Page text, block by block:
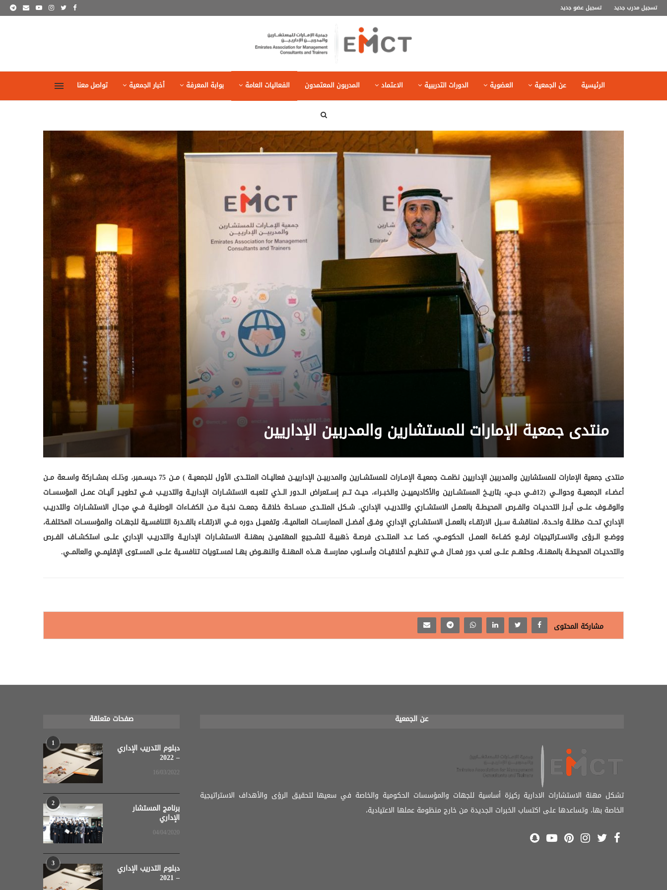
تسجيل مدرب جديد تسجيل عضو جديد
الرئيسية عن الجمعية العضوية الدورات التدرببية الاعتماد المدربون المعتمدون الفعاليات العامة بوابة المعرفة أخبار الجمعية تواصل معنا
منتدى جمعية الإمارات للمستشارين والمدربين الإداريين
منتدى جمعية الإمارات للمستشارين والمدربين الإداريين نظمــت جمعيــة الإمــارات للمستشــارين والمدربيــن الإدارييــن فعاليــات المنتــدى الأول للجمعيــة ) مــن 75 ديســمبر، وذلــك بمشــاركة واســعة مــن
أعضــاء الجمعيــة وحوالــي (12فــي دبــي، بتاريــخ المستشــارين والأكاديمييــن والخبــراء، حيــث تــم إســتعراض الــدور الــذي تلعبــه الاستشــارات الإداريــة والتدريــب فــي تطويــر آليــات عمــل المؤسســات
والوقــوف علــى أبــرز التحديــات والفــرص المحيطــة بالعمــل الاستشــاري والتدريــب الإداري. شــكل المنتــدى مســاحة خلاقــة جمعــت نخبــة مــن الكفــاءات الوطنيــة فــي مجــال الاستشــارات والتدريــب
الإداري تحــت مظلــة واحــدة، لمناقشــة ســبل الارتقــاء بالعمــل الاستشــاري الإداري وفــق أفضــل الممارســات العالميــة، وتفعيــل دوره فــي الارتقــاء بالقــدرة التنافســية للجهــات والمؤسســات المختلفــة،
ووضــع الــرؤى والاســتراتيجيات لرفــع كفــاءة العمــل الحكومــي، كمــا عــد المنتــدى فرصــة ذهبيــة لتشــجيع المهتميــن بمهنــة الاستشــارات الإداريــة والتدريــب الإداري علــى استكشــاف الفــرص
والتحديــات المحيطــة بالمهنــة، وحثهــم علــى لعــب دور فعــال فــي تنظيــم أخلاقيــات وأســلوب ممارســة هــذه المهنــة والنهــوض بهــا لمســتويات تنافســية علــى المســتوى الإقليمــي والعالمــي.
مشاركة المحتوى
عن الجمعية
تشكل مهنة الاستشارات الادارية ركيزة أساسية للجهات والمؤسسات الحكومية والخاصة في سعيها لتحقيق الرؤى والأهداف الاستراتيجية
الخاصة بها، وتساعدها على اكتساب الخبرات الجديدة من خارج منظومة عملها الاعتيادية،
صفحات متعلقة
1 دبلوم التدريب الإداري
– 2022
16/03/2022
2 برنامج المستشار
الإداري
04/04/2020
3 دبلوم التدريب الإداري
– 2021